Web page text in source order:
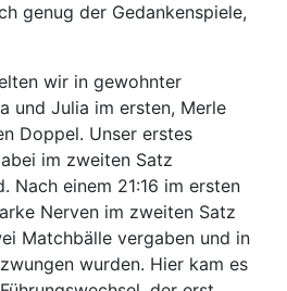
genug der Gedankenspiele,
wir in gewohnter
und Julia im ersten, Merle
Doppel. Unser erstes
im zweiten Satz
Nach einem 21:16 im ersten
Nerven im zweiten Satz
Matchbälle vergaben und in
wurden. Hier kam es